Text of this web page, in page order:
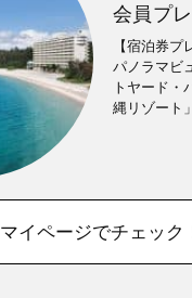
会員プ
【宿泊券
パノラマビ
トヤード・
縄リゾート」
マイページでチェック